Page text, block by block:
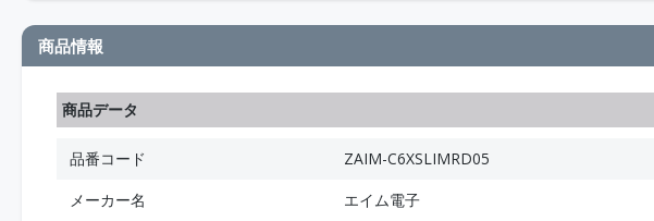
商品情報
商品データ
品番コード
ZAIM-C6XSLIMRD05
メーカー名
エイム電子